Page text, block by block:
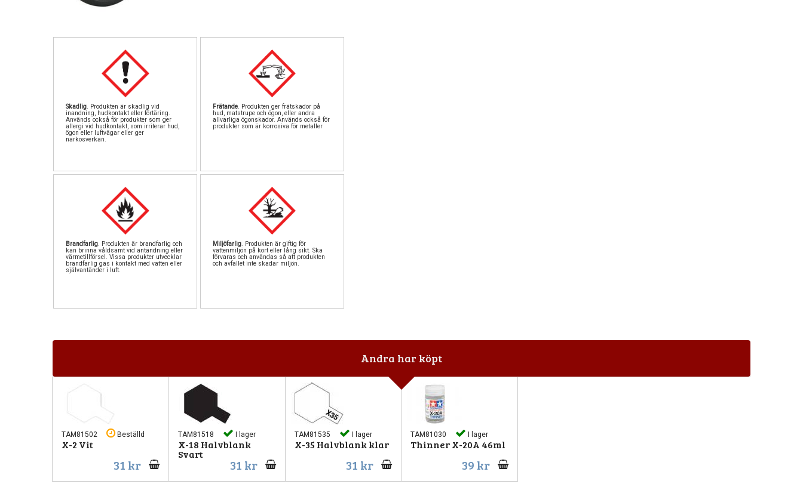
Skadlig . Produkten är skadlig vid
inandning, hudkontakt eller förtäring.
Används också för produkter som ger
allergi vid hudkontakt, som irriterar hud,
ögon eller luftvägar eller ger
narkosverkan.
Frätande . Produkten ger frätskador på
hud, matstrupe och ögon, eller andra
allvarliga ögonskador. Används också för
produkter som är korrosiva för metaller
Brandfarlig . Produkten är brandfarlig och
kan brinna våldsamt vid antändning eller
värmetillförsel. Vissa produkter utvecklar
brandfarlig gas i kontakt med vatten eller
självantänder i luft.
Miljöfarlig . Produkten är giftig för
vattenmiljön på kort eller lång sikt. Ska
förvaras och användas så att produkten
och avfallet inte skadar miljön.
Andra har köpt
TAM81502 Beställd
X-2 Vit
31 kr
TAM81518 I lager
X-18 Halvblank
Svart
31 kr
TAM81535 I lager
X-35 Halvblank klar
31 kr
TAM81030 I lager
Thinner X-20A 46ml
39 kr